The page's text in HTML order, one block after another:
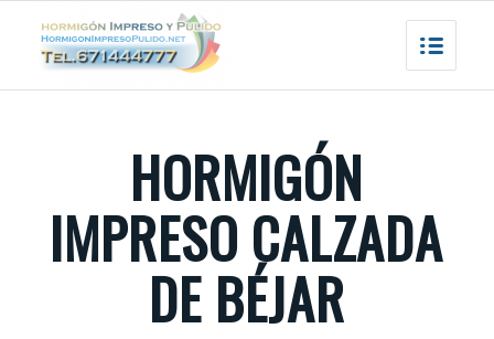
HORMIGÓN
IMPRESO CALZADA
DE BÉJAR